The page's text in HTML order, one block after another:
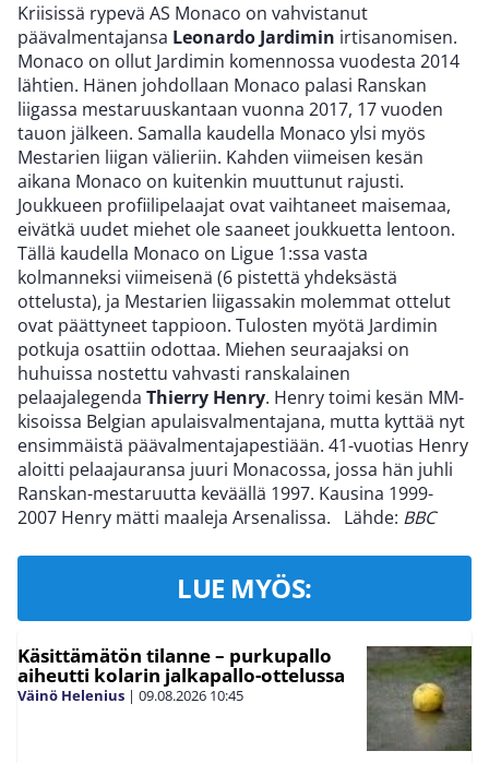
Kriisissä rypevä AS Monaco on vahvistanut
päävalmentajansa Leonardo Jardimin irtisanomisen.
Monaco on ollut Jardimin komennossa vuodesta 2014
lähtien. Hänen johdollaan Monaco palasi Ranskan
liigassa mestaruuskantaan vuonna 2017, 17 vuoden
tauon jälkeen. Samalla kaudella Monaco ylsi myös
Mestarien liigan välieriin. Kahden viimeisen kesän
aikana Monaco on kuitenkin muuttunut rajusti.
Joukkueen profiilipelaajat ovat vaihtaneet maisemaa,
eivätkä uudet miehet ole saaneet joukkuetta lentoon.
Tällä kaudella Monaco on Ligue 1:ssa vasta
kolmanneksi viimeisenä (6 pistettä yhdeksästä
ottelusta), ja Mestarien liigassakin molemmat ottelut
ovat päättyneet tappioon. Tulosten myötä Jardimin
potkuja osattiin odottaa. Miehen seuraajaksi on
huhuissa nostettu vahvasti ranskalainen
pelaajalegenda Thierry Henry. Henry toimi kesän MM-
kisoissa Belgian apulaisvalmentajana, mutta kyttää nyt
ensimmäistä päävalmentajapestiään. 41-vuotias Henry
aloitti pelaajauransa juuri Monacossa, jossa hän juhli
Ranskan-mestaruutta keväällä 1997. Kausina 1999-
2007 Henry mätti maaleja Arsenalissa. Lähde: BBC
LUE MYÖS:
Käsittämätön tilanne – purkupallo
aiheutti kolarin jalkapallo-ottelussa
Väinö Helenius | 09.08.2026 10:45